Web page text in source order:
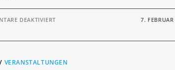
DEAKTIVIERTFÜR 7.
/ VERANSTALTUNGEN